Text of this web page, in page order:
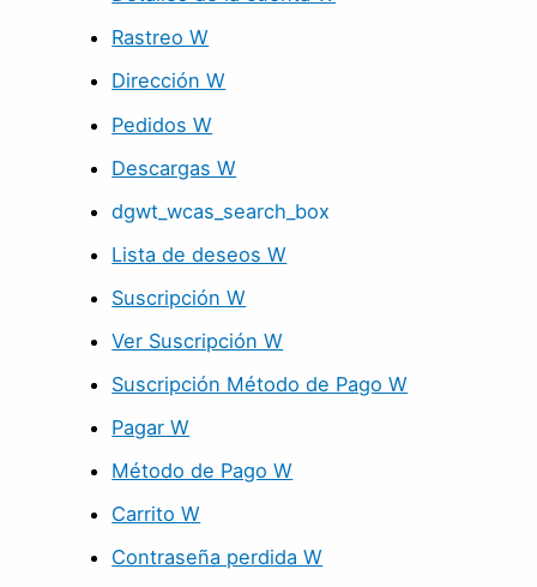
Rastreo W
Dirección W
Pedidos W
Descargas W
dgwt_wcas_search_box
Lista de deseos W
Suscripción W
Ver Suscripción W
Suscripción Método de Pago W
Pagar W
Método de Pago W
Carrito W
Contraseña perdida W